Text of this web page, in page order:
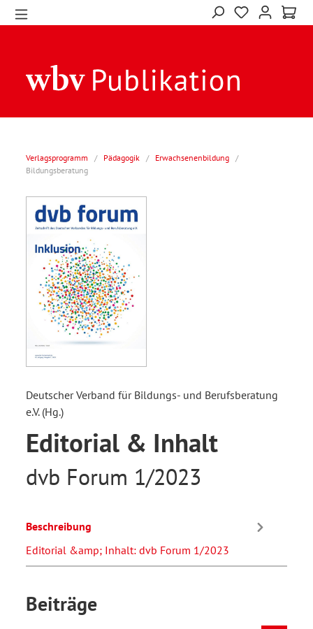
Verlagsprogramm / Pädagogik / Erwachsenenbildung /
Bildungsberatung
Deutscher Verband für Bildungs- und Berufsberatung
e.V. (Hg.)
Editorial & Inhalt
dvb Forum 1/2023
Beschreibung
Editorial &amp; Inhalt: dvb Forum 1/2023
Beiträge